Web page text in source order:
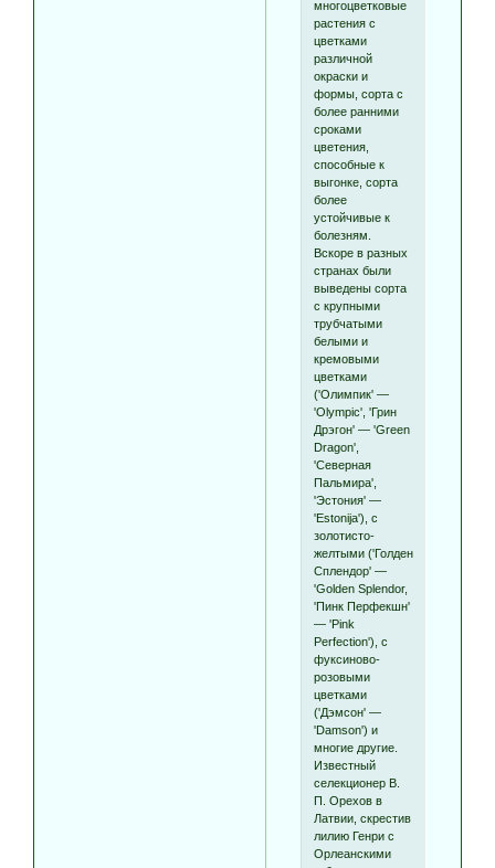
многоцветковые
растения с
цветками
различной
окраски и
формы, сорта с
более ранними
сроками
цветения,
способные к
выгонке, сорта
более
устойчивые к
болезням.
Вскоре в разных
странах были
выведены сорта
с крупными
трубчатыми
белыми и
кремовыми
цветками
('Олимпик' —
'Olympic', 'Грин
Дрэгон' — 'Green
Dragon',
'Северная
Пальмира',
'Эстония' —
'Estonija'), с
золотисто-
желтыми ('Голден
Сплендор' —
'Golden Splendor,
'Пинк Перфекшн'
— 'Pink
Perfection'), с
фуксиново-
розовыми
цветками
('Дэмсон' —
'Damson') и
многие другие.
Известный
селекционер В.
П. Орехов в
Латвии, скрестив
лилию Генри с
Орлеанскими